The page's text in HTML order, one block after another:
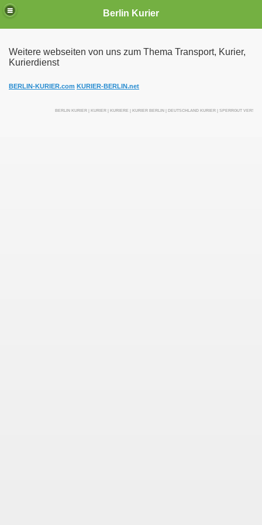
Berlin Kurier
Weitere webseiten von uns zum Thema Transport, Kurier,
Kurierdienst
BERLIN-KURIER.com KURIER-BERLIN.net
BERLIN KURIER | KURIER | KURIERE | KURIER BERLIN | DEUTSCHLAND KURIER | SPERRGUT